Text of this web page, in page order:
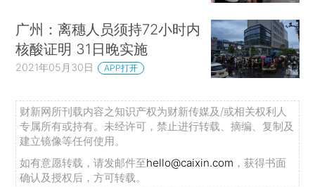
广州：离穗人员须持72小时内
核酸证明 31日晚实施
2021年05月30日 APP打开
财新网所刊载内容之知识产权为财新传媒及/或相关权利人
专属所有或持有。未经许可，禁止进行转载、摘编、复制及
建立镜像等任何使用。
如有意愿转载，请发邮件至hello@caixin.com ，获得书面
确认及授权后，方可转载。